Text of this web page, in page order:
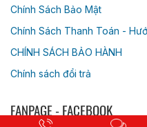
Chính Sách Bảo Mật
Chính Sách Thanh Toán -
CHÍNH SÁCH BẢO HÀNH
Chính sách đổi trả
FANPAGE - FACEBOOK